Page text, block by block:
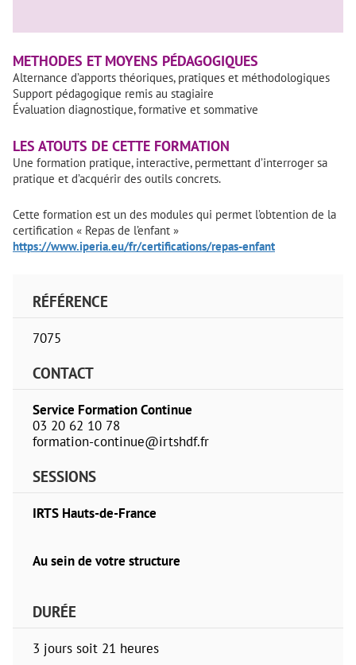
METHODES ET MOYENS PÉDAGOGIQUES
Alternance d’apports théoriques, pratiques et méthodologiques
Support pédagogique remis au stagiaire
Évaluation diagnostique, formative et sommative
LES ATOUTS DE CETTE FORMATION
Une formation pratique, interactive, permettant d’interroger sa
pratique et d’acquérir des outils concrets.
Cette formation est un des modules qui permet l’obtention de la
certification « Repas de l’enfant »
https://www.iperia.eu/fr/certifications/repas-enfant
RÉFÉRENCE
7075
CONTACT
Service Formation Continue
03 20 62 10 78
formation-continue@irtshdf.fr
SESSIONS
IRTS Hauts-de-France
Au sein de votre structure
DURÉE
3 jours soit 21 heures